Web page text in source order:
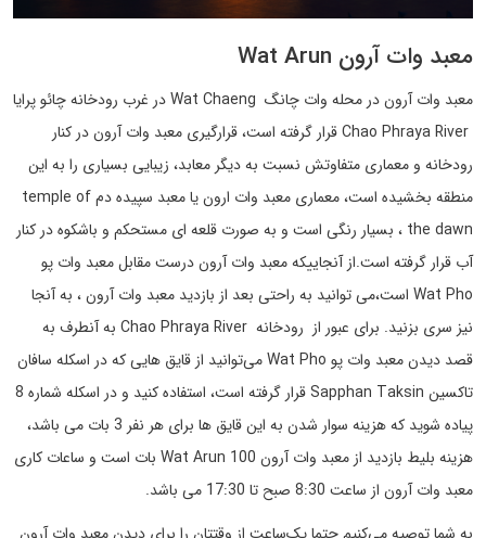
معبد وات آرون Wat Arun
معبد وات آرون در محله وات چانگ Wat Chaeng در غرب رودخانه چائو پرایا
Chao Phraya River قرار گرفته است، قرارگیری معبد وات آرون در کنار
رودخانه و معماری متفاوتش نسبت به دیگر معابد، زیبایی بسیاری را به این
منطقه بخشیده است، معماری معبد وات ارون یا معبد سپیده دم temple of
the dawn ، بسیار رنگی است و به صورت قلعه ای مستحکم و باشکوه در کنار
آب قرار گرفته است.از آنجاییکه معبد وات آرون درست مقابل معبد وات پو
Wat Pho است،می توانید به راحتی بعد از بازدید معبد وات آرون ، به آنجا
نیز سری بزنید. برای عبور از رودخانه Chao Phraya River به آنطرف به
قصد دیدن معبد وات پو Wat Pho می‌توانید از قایق هایی که در اسکله سافان
تاکسین Sapphan Taksin قرار گرفته است، استفاده کنید و در اسکله شماره 8
پیاده شوید که هزینه سوار شدن به این قایق ها برای هر نفر 3 بات می باشد،
هزینه بلیط بازدید از معبد وات آرون Wat Arun 100 بات است و ساعات کاری
معبد وات آرون از ساعت 8:30 صبح تا 17:30 می باشد.
به شما توصیه می‌کنیم حتما یک‌ساعت از وقتتان را برای دیدن معبد وات آرون